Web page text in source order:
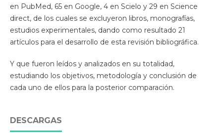
en PubMed, 65 en Google, 4 en Scielo y 29 en Science
direct, de los cuales se excluyeron libros, monografías,
estudios experimentales, dando como resultado 21
artículos para el desarrollo de esta revisión bibliográfica.
Y que fueron leídos y analizados en su totalidad,
estudiando los objetivos, metodología y conclusión de
cada uno de ellos para la posterior comparación.
DESCARGAS